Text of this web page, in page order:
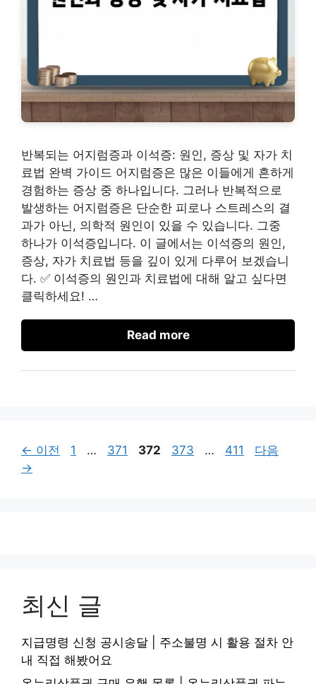
반복되는 어지럼증과 이석증: 원인, 증상 및 자가 치
료법 완벽 가이드 어지럼증은 많은 이들에게 흔하게
경험하는 증상 중 하나입니다. 그러나 반복적으로
발생하는 어지럼증은 단순한 피로나 스트레스의 결
과가 아닌, 의학적 원인이 있을 수 있습니다. 그중
하나가 이석증입니다. 이 글에서는 이석증의 원인,
증상, 자가 치료법 등을 깊이 있게 다루어 보겠습니
다. ✅ 이석증의 원인과 치료법에 대해 알고 싶다면
클릭하세요! …
Read more
← 이전
페
1 …
페
371
페
372
페
373 …
페
411
다음
→
최신 글
지급명령 신청 공시송달 | 주소불명 시 활용 절차 안
내 직접 해봤어요